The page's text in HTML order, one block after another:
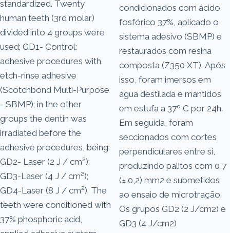
standardized. Twenty
human teeth (3rd molar)
divided into 4 groups were
used: GD1- Control:
adhesive procedures with
etch-rinse adhesive
(Scotchbond Multi-Purpose
- SBMP); in the other
groups the dentin was
irradiated before the
adhesive procedures, being:
GD2- Laser (2 J / cm²);
GD3-Laser (4 J / cm²);
GD4-Laser (8 J / cm²). The
teeth were conditioned with
37% phosphoric acid,
condicionados com ácido
fosfórico 37%, aplicado o
sistema adesivo (SBMP) e
restaurados com resina
composta (Z350 XT). Após
isso, foram imersos em
água destilada e mantidos
em estufa a 37º C por 24h.
Em seguida, foram
seccionados com cortes
perpendiculares entre si,
produzindo palitos com 0,7
(± 0,2) mm2 e submetidos
ao ensaio de microtração.
Os grupos GD2 (2 J/cm2) e
GD3 (4 J/cm2)